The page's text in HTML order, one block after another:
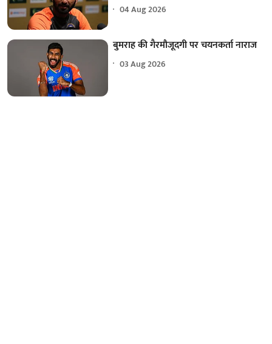
04 Aug 2026
बुमराह की गैरमौजूदगी पर चयनकर्ता नाराज
03 Aug 2026